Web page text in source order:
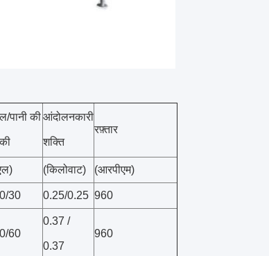
पानी कीआंदोलनकारी
शक्ति
रफ़्तार
(किलोवाट) (आरपीएम)
30 0.25/0.25 960
60
0.37 /
0.37
960